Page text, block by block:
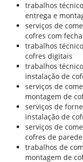
trabalhos
entrega e
serviços de
cofres com
trabalhos
cofres digitais
trabalhos
instalação de
serviços de
montagem de
serviços de
instalação de
serviços de
cofres de
trabalhos de
montagem de